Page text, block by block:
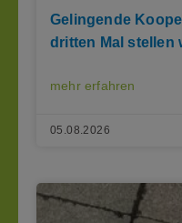
Gelingende
dritten Mal stellen
mehr erfahren
05.08.2026